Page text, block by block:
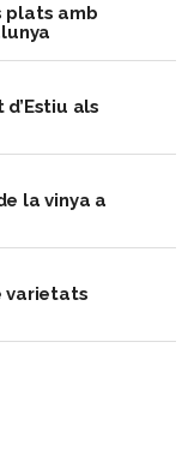
plats amb
als
la vinya a
varietats